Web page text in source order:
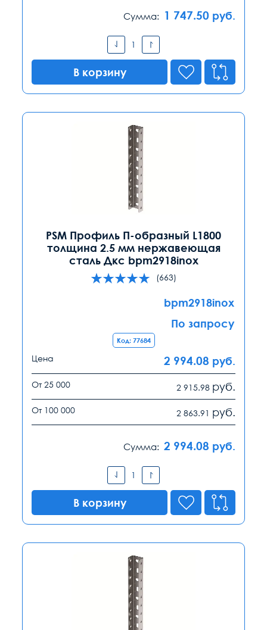
Сумма: 1 747.50 руб.
В корзину
PSM Профиль П-образный L1800
толщина 2.5 мм нержавеющая
сталь Дкс bpm2918inox
(663)
bpm2918inox
По запросу
Код: 77684
Цена 2 994.08 руб.
От 25 000 2 915.98 руб.
От 100 000 2 863.91 руб.
Сумма: 2 994.08 руб.
В корзину